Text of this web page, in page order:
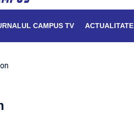
CAMPUS TV ACTUALITATE